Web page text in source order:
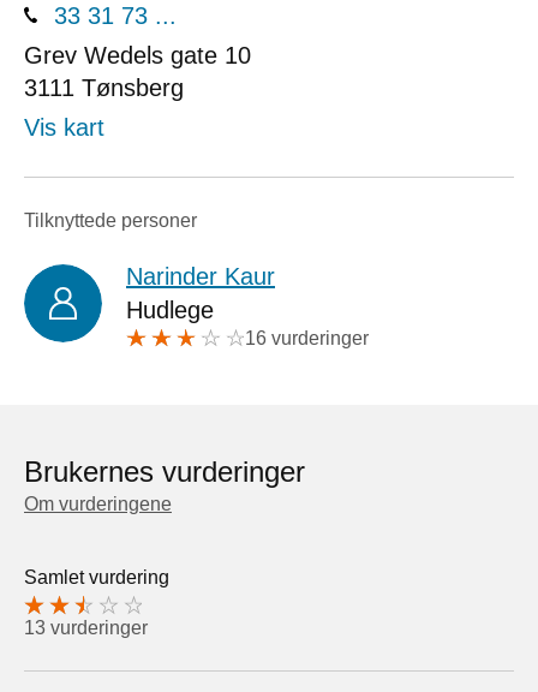
33 31 73 ...
Grev Wedels gate 10
3111 Tønsberg
Vis kart
Tilknyttede personer
Narinder Kaur
Hudlege
16 vurderinger
Brukernes vurderinger
Om vurderingene
Samlet vurdering
13 vurderinger